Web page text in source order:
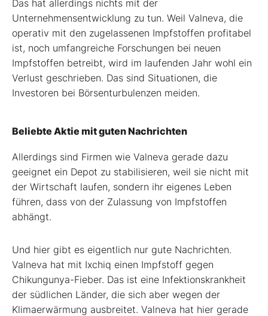
Das hat allerdings nichts mit der
Unternehmensentwicklung zu tun. Weil Valneva, die
operativ mit den zugelassenen Impfstoffen profitabel
ist, noch umfangreiche Forschungen bei neuen
Impfstoffen betreibt, wird im laufenden Jahr wohl ein
Verlust geschrieben. Das sind Situationen, die
Investoren bei Börsenturbulenzen meiden.
Beliebte Aktie mit guten Nachrichten
Allerdings sind Firmen wie Valneva gerade dazu
geeignet ein Depot zu stabilisieren, weil sie nicht mit
der Wirtschaft laufen, sondern ihr eigenes Leben
führen, dass von der Zulassung von Impfstoffen
abhängt.
Und hier gibt es eigentlich nur gute Nachrichten.
Valneva hat mit Ixchiq einen Impfstoff gegen
Chikungunya-Fieber. Das ist eine Infektionskrankheit
der südlichen Länder, die sich aber wegen der
Klimaerwärmung ausbreitet. Valneva hat hier gerade